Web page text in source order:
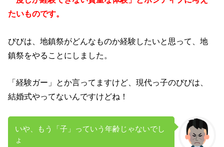
たいものです。
びびは、地鎮祭がどんなものか経験したいと思って、地
鎮祭をやることにしました。
「経験ガー」とか言ってますけど、現代っ子のびびは、
結婚式やってないんですけどね！
いや、もう「子」っていう年齢じゃないでし
ょ